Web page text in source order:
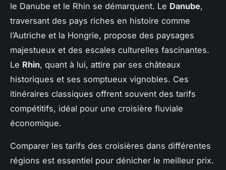
le Danube et le Rhin se démarquent. Le Danube,
traversant des pays riches en histoire comme
l’Autriche et la Hongrie, propose des paysages
majestueux et des escales culturelles fascinantes.
Le Rhin, quant à lui, attire par ses châteaux
historiques et ses somptueux vignobles. Ces
itinéraires classiques offrent souvent des tarifs
compétitifs, idéal pour une croisière fluviale
économique.
Comparer les tarifs des croisières dans différentes
régions est essentiel pour dénicher le meilleur prix.